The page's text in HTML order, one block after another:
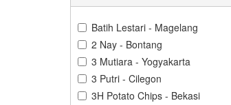
Denpasar
Batih Lestari - Magelang
2 Nay - Bontang
3 Mutiara - Yogyakarta
3 Putri - Cilegon
3H Potato Chips - Bekasi